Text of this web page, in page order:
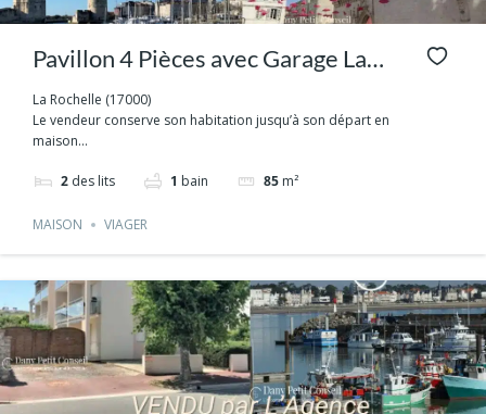
Pavillon 4 Pièces avec Garage La
Rochelle
La Rochelle (17000)
Le vendeur conserve son habitation jusqu’à son départ en
maison...
2 des lits 1 bain 85 m²
MAISON VIAGER